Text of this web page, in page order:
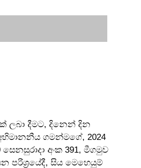
ලබා දීමට, දිනෙන් දින
ගමන්මගේ, 2024
අංක 391, මීගමුව
පරිශ්රයේදී, සිය මෙහෙයුම්